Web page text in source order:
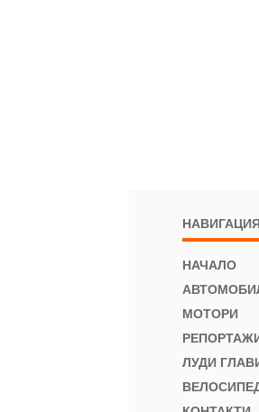
НАВИГАЦИЯ
НАЧАЛО
МОТОРИ
ЛУДИ